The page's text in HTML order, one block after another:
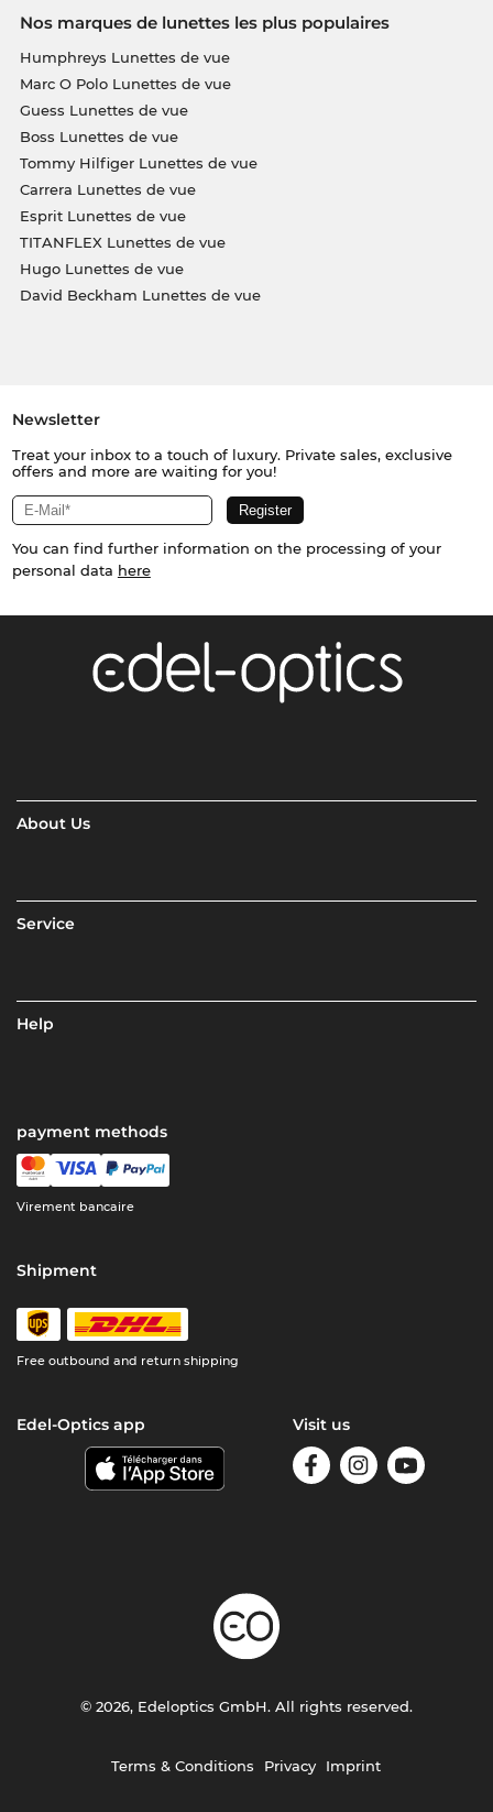
Nos marques de lunettes les plus populaires
Humphreys Lunettes de vue
Marc O Polo Lunettes de vue
Guess Lunettes de vue
Boss Lunettes de vue
Tommy Hilfiger Lunettes de vue
Carrera Lunettes de vue
Esprit Lunettes de vue
TITANFLEX Lunettes de vue
Hugo Lunettes de vue
David Beckham Lunettes de vue
Newsletter
Treat your inbox to a touch of luxury. Private sales, exclusive
offers and more are waiting for you!
You can find further information on the processing of your
personal data here
About Us
Service
Help
payment methods
Virement bancaire
Shipment
Free outbound and return shipping
Edel-Optics app Visit us
Terms & Conditions Privacy Imprint
© 2026, Edeloptics GmbH. All rights reserved.